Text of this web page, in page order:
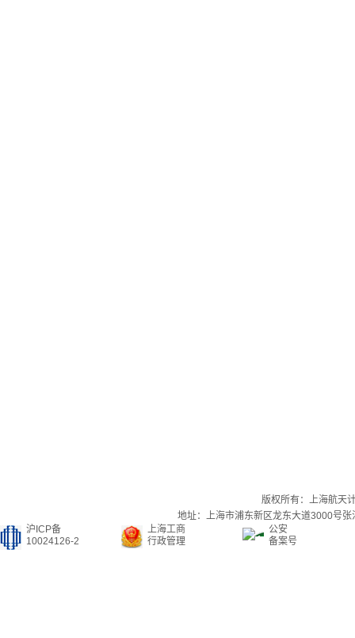
版权所有：上海航天
地址：上海市浦东新区龙东大道3000号
沪ICP备
10024126-2
上海工商
行政管理
公安
备案号